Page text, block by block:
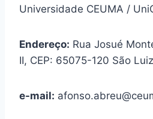
Universidade CEUMA /
Endereço: Rua Josué
II, CEP: 65075-120 São
e-mail: